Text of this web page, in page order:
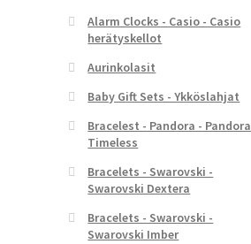
Alarm Clocks - Casio - Casio
herätyskellot
Aurinkolasit
Baby Gift Sets - Ykköslahjat
Bracelest - Pandora - Pandora
Timeless
Bracelets - Swarovski -
Swarovski Dextera
Bracelets - Swarovski -
Swarovski Imber